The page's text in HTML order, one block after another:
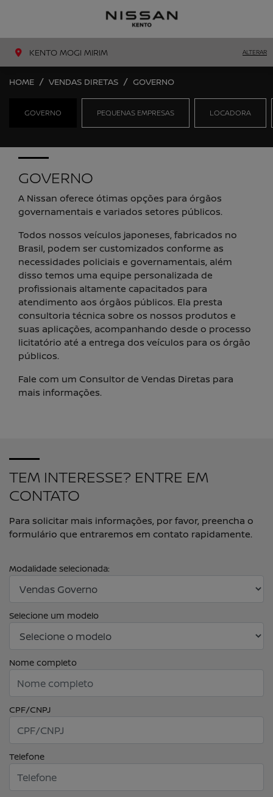
KENTO MOGI MIRIM ALTERAR
HOME VENDAS DIRETAS GOVERNO
PEQUENAS EMPRESAS LOCADORA
GOVERNO
GOVERNO
A Nissan oferece ótimas opções para órgãos
governamentais e variados setores públicos.
Todos nossos veículos japoneses, fabricados no
Brasil, podem ser customizados conforme as
necessidades policiais e governamentais, além
disso temos uma equipe personalizada de
profissionais altamente capacitados para
atendimento aos órgãos públicos. Ela presta
consultoria técnica sobre os nossos produtos e
suas aplicações, acompanhando desde o processo
licitatório até a entrega dos veículos para os órgão
públicos.
Fale com um Consultor de Vendas Diretas para
mais informações.
TEM INTERESSE? ENTRE EM
CONTATO
Para solicitar mais informações, por favor, preencha o
formulário que entraremos em contato rapidamente.
Modalidade selecionada:
Selecione um modelo
Nome completo
CPF/CNPJ
Telefone